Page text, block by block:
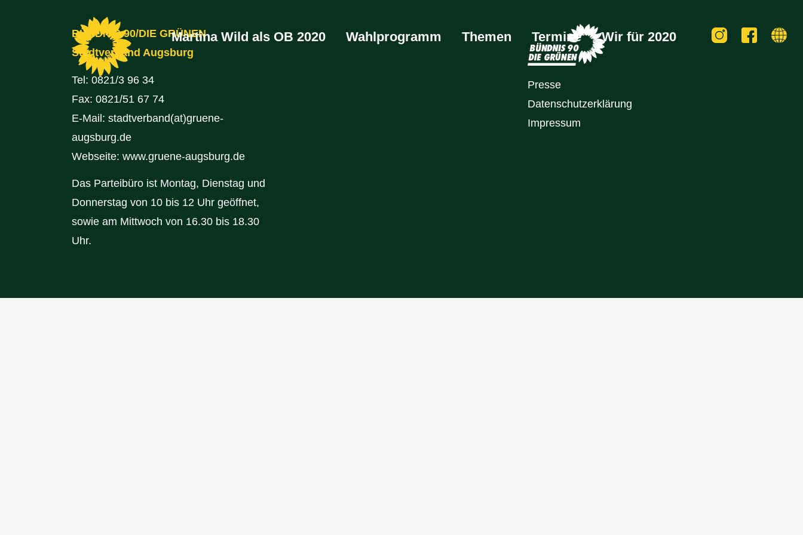
Martina Wild als OB 2020 Wahlprogramm Themen Termine Wir für 2020
BÜNDNIS 90/DIE GRÜNEN
Stadtverband Augsburg
Tel: 0821/3 96 34
Fax: 0821/51 67 74
E-Mail: stadtverband(at)gruene-
augsburg.de
Webseite: www.gruene-augsburg.de
Das Parteibüro ist Montag, Dienstag und
Donnerstag von 10 bis 12 Uhr geöffnet,
sowie am Mittwoch von 16.30 bis 18.30
Uhr.
Presse
Datenschutz­erklärung
Impressum